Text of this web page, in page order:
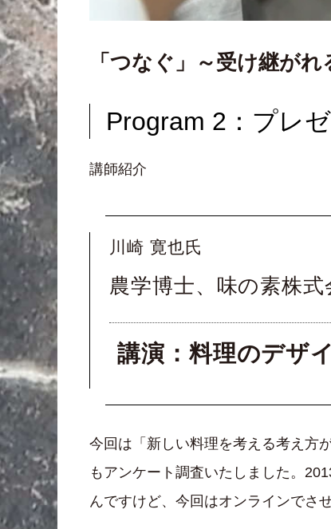
「つなぐ」～受け継が
Program 2：プレ
講師紹介
川崎 寛也氏
農学博士、味の素株
講演：料理のデザ
今回は「新しい料理を考える考え方
もアンケート調査いたしました。
んですけど、今回はオンラインでさ